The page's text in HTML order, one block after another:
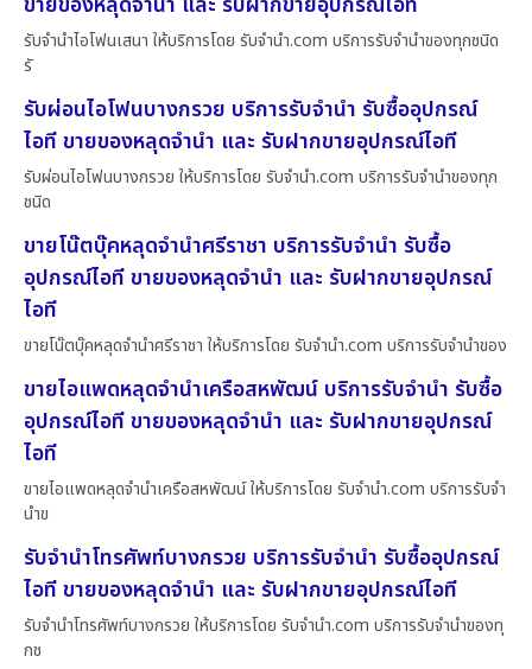
รับจำนำไอโฟนเสนา ให้บริการโดย รับจํานํา.com บริการรับจำนำของทุกชนิด
รั
รับผ่อนไอโฟนบางกรวย บริการรับจำนำ รับซื้ออุปกรณ์
ไอที ขายของหลุดจำนำ และ รับฝากขายอุปกรณ์ไอที
รับผ่อนไอโฟนบางกรวย ให้บริการโดย รับจํานํา.com บริการรับจำนำของทุก
ชนิด
ขายโน๊ตบุ๊คหลุดจำนำศรีราชา บริการรับจำนำ รับซื้อ
อุปกรณ์ไอที ขายของหลุดจำนำ และ รับฝากขายอุปกรณ์
ไอที
ขายโน๊ตบุ๊คหลุดจำนำศรีราชา ให้บริการโดย รับจํานํา.com บริการรับจำนำของ
ขายไอแพดหลุดจำนำเครือสหพัฒน์ บริการรับจำนำ รับซื้อ
อุปกรณ์ไอที ขายของหลุดจำนำ และ รับฝากขายอุปกรณ์
ไอที
ขายไอแพดหลุดจำนำเครือสหพัฒน์ ให้บริการโดย รับจํานํา.com บริการรับจำ
นำข
รับจำนำโทรศัพท์บางกรวย บริการรับจำนำ รับซื้ออุปกรณ์
ไอที ขายของหลุดจำนำ และ รับฝากขายอุปกรณ์ไอที
รับจำนำโทรศัพท์บางกรวย ให้บริการโดย รับจํานํา.com บริการรับจำนำของทุ
กช